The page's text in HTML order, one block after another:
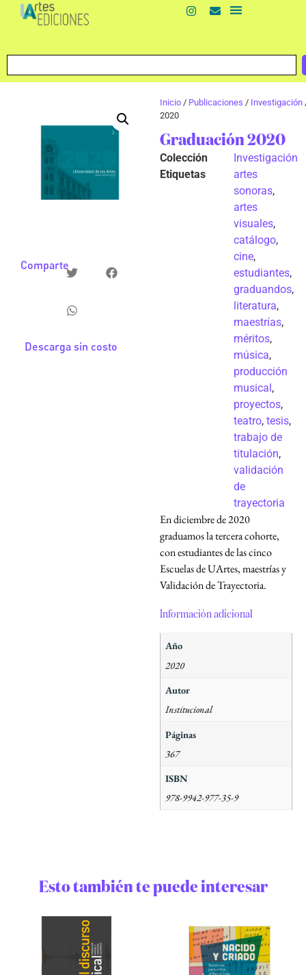
Comparte
Descarga sin costo
Inicio / Publicaciones / Investigación
2020
Graduación 2020
Colección
Investigación
Etiquetas
artes
sonoras,
artes
visuales,
catálogo,
cine,
estudiantes,
graduandos,
literatura,
maestrías,
méritos,
música,
producción
musical,
proyectos,
teatro, tesis,
trabajo de
titulación,
validación
de
trayectoria
En diciembre de 2020
graduamos la tercera cohorte,
con estudiantes de las cinco
Escuelas de UArtes, maestrías y
Validación de Trayectoria.
Información adicional
Año
2020
Autor
Institucional
Páginas
367
ISBN
978-9942-977-35-9
Esto también te puede interesar